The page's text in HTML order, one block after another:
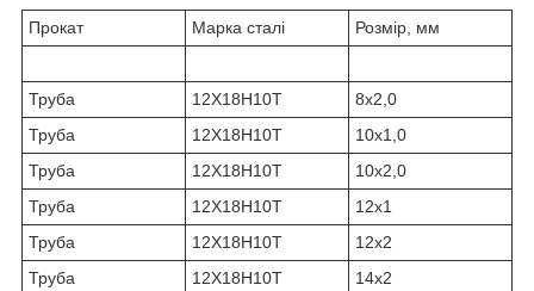
Прокат Марка сталі Розмір, мм
Труба 12Х18Н10Т
8х2,0
Труба
12Х18Н10Т
10х1,0
Труба
12Х18Н10Т
10х2,0
Труба
12Х18Н10Т
12х1
Труба
12Х18Н10Т
12х2
Труба
12Х18Н10Т
14х2